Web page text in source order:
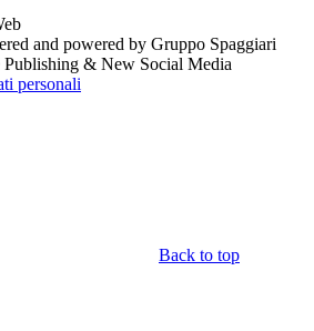
and powered by Gruppo Spaggiari
& New Social Media
personali
Back to top